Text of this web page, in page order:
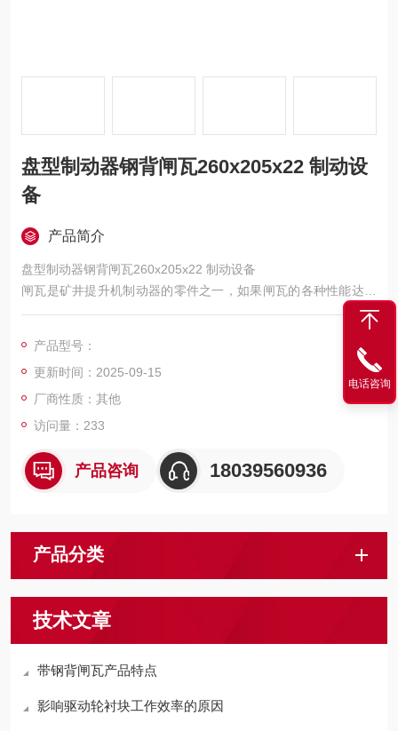
盘型制动器钢背闸瓦260x205x22 制动设
备
产品简介
盘型制动器钢背闸瓦260x205x22 制动设备
闸瓦是矿井提升机制动器的零件之一，如果闸瓦的各种性能达不
到设计要求，就会攸关设备能否正常运行。在矿井生产过程中，
盘形制动器闸瓦频繁地与制动盘进行摩擦来控制提升机的运行。
产品型号：
更新时间：2025-09-15
厂商性质：其他
访问量：233
产品咨询 18039560936
产品分类
技术文章
带钢背闸瓦产品特点
影响驱动轮衬块工作效率的原因
电话咨询